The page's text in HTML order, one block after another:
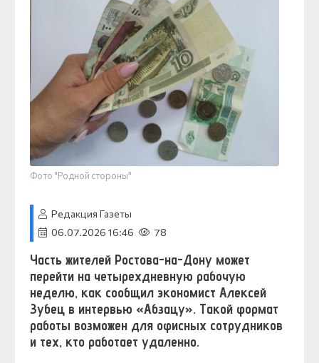
Фото "Родной стороны"
Редакция Газеты
06.07.2026 16:46
78
Часть жителей Ростова-на-Дону может
перейти на четырехдневную рабочую
неделю, как сообщил экономист Алексей
Зубец в интервью «Абзацу». Такой формат
работы возможен для офисных сотрудников
и тех, кто работает удаленно.